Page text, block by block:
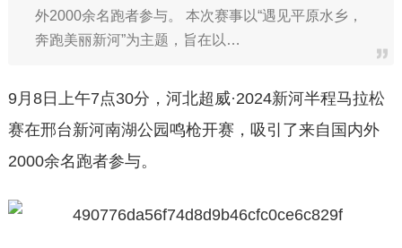
外2000余名跑者参与。 本次赛事以“遇见平原水乡，
奔跑美丽新河”为主题，旨在以…
9月8日上午7点30分，河北超威·2024新河半程马拉松
赛在邢台新河南湖公园鸣枪开赛，吸引了来自国内外
2000余名跑者参与。